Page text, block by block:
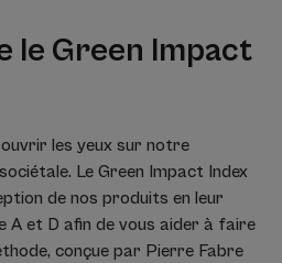
le Green Impact
les yeux sur notre
Le Green Impact Index
de nos produits en leur
A et D afin de vous aider à faire
conçue par Pierre Fabre